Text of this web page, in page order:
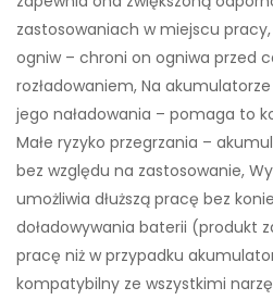
zastosowaniach w miejscu
ogniw – chroni on ogniwa przed
rozładowaniem, Na
jego naładowania – pomaga to
Małe ryzyko przegrzania –
bez względu na zastosowanie,
umożliwia dłuższą pracę bez
doładowywania baterii (produkt
pracę niż w przypadku
kompatybilny ze wszystkimi